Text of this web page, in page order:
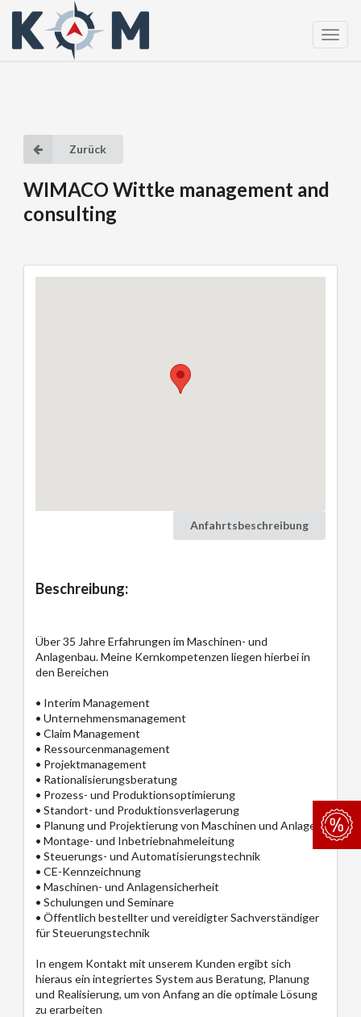
Zurück
WIMACO Wittke management and
consulting
Anfahrtsbeschreibung
Beschreibung:
Über 35 Jahre Erfahrungen im Maschinen- und
Anlagenbau. Meine Kernkompetenzen liegen hierbei in
den Bereichen
• Interim Management
• Unternehmensmanagement
• Claim Management
• Ressourcenmanagement
• Projektmanagement
• Rationalisierungsberatung
• Prozess- und Produktionsoptimierung
• Standort- und Produktionsverlagerung
• Planung und Projektierung von Maschinen und Anlagen
• Montage- und Inbetriebnahmeleitung
• Steuerungs- und Automatisierungstechnik
• CE-Kennzeichnung
• Maschinen- und Anlagensicherheit
• Schulungen und Seminare
• Öffentlich bestellter und vereidigter Sachverständiger
für Steuerungstechnik
In engem Kontakt mit unserem Kunden ergibt sich
hieraus ein integriertes System aus Beratung, Planung
und Realisierung, um von Anfang an die optimale Lösung
zu erarbeiten